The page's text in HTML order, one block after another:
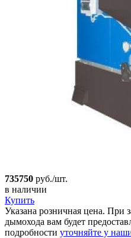
735750 руб./шт.
в наличии
Купить
Указана розничная цена. При
дымохода вам будет
подробности уточняйте у